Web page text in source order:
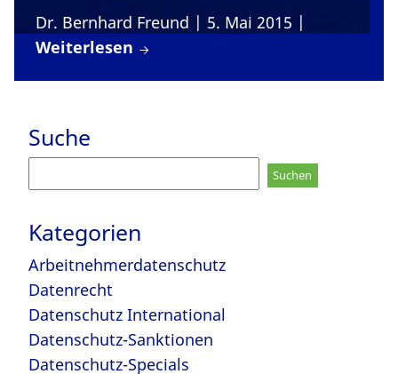
Dr. Bernhard Freund | 5. Mai 2015 |
Weiterlesen
Suche
nach:
Kategorien
Arbeitnehmerdatenschutz
Datenrecht
Datenschutz International
Datenschutz-Sanktionen
Datenschutz-Specials